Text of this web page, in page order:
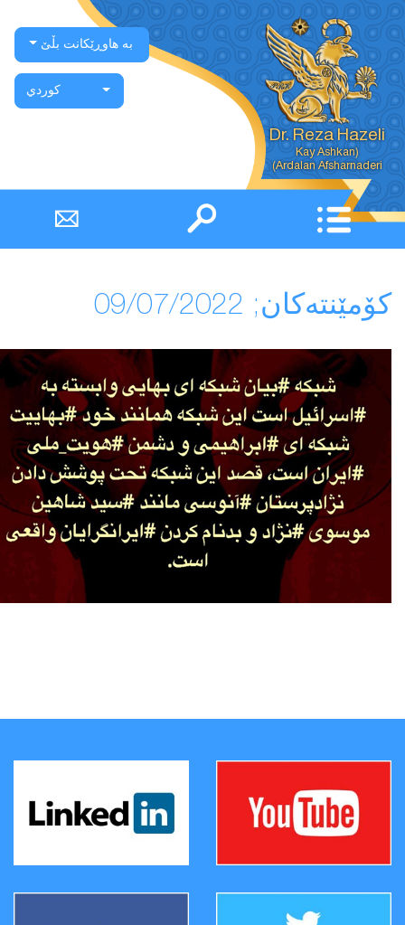
Dr. Reza Hazeli
(Kay Ashkan
Ardalan Afsharnaderi)
بە هاوڕێکانت بڵێ
كوردي
كۆمێنتەكان; 09/07/2022